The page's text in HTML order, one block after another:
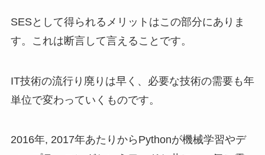
SESとして得られるメリットはこの部分にありま
す。これは断言して言えることです。
IT技術の流行り廃りは早く、必要な技術の需要も年
単位で変わっていくものです。
2016年, 2017年あたりからPythonが機械学習やデ